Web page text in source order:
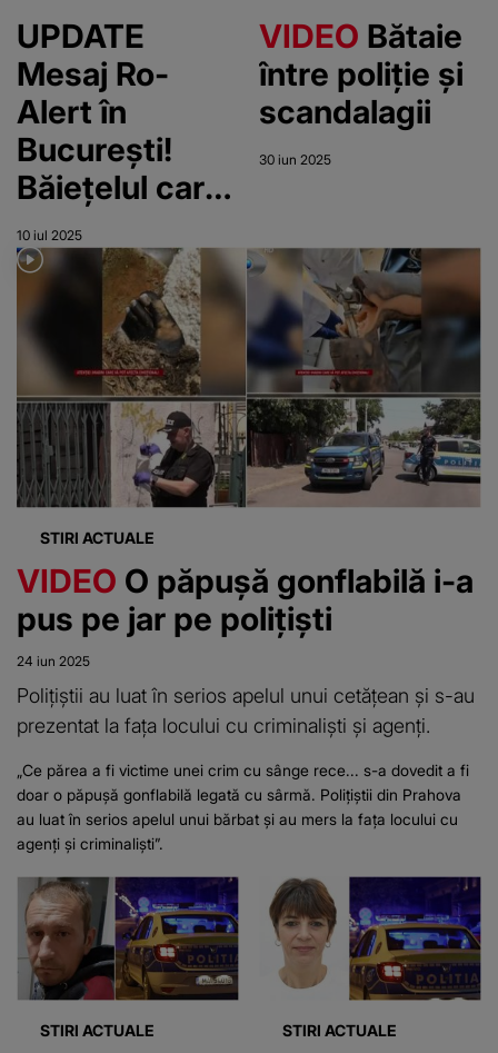
UPDATE
Mesaj Ro-
Alert în
București!
Băiețelul care
a dispărut din
Sectorul 2 a
ajuns în
siguranță
acasă
10 iul 2025
VIDEO Bătaie
între poliție și
scandalagii
30 iun 2025
STIRI ACTUALE
VIDEO O păpușă gonflabilă i-a
pus pe jar pe polițiști
24 iun 2025
Polițiștii au luat în serios apelul unui cetățean și s-au
prezentat la fața locului cu criminaliști și agenți.
„Ce părea a fi victime unei crim cu sânge rece... s-a dovedit a fi
doar o păpușă gonflabilă legată cu sârmă. Polițiștii din Prahova
au luat în serios apelul unui bărbat și au mers la fața locului cu
agenți și criminaliști”.
STIRI ACTUALE STIRI ACTUALE